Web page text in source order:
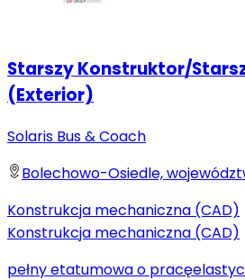
Starszy Konstruktor/
(Exterior)
Solaris Bus & Coach
Bolechowo-Osiedle,
Konstrukcja mechaniczna (CAD)
Konstrukcja mechaniczna (CAD)
pełny etatumowa o pracę